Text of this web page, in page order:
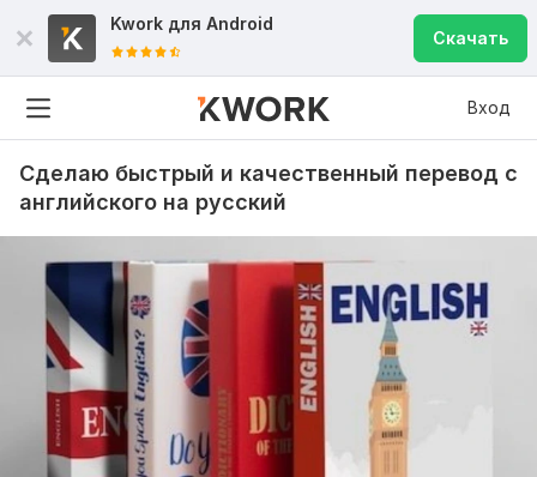
Kwork для Android
Скачать
Вход
Сделаю быстрый и качественный перевод с
английского на русский